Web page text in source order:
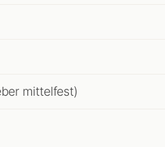
mittelfest)